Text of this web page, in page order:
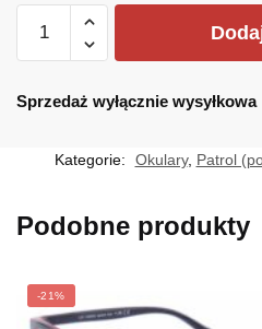
PP-
1
Sprzedaż wyłącznie wysyłkowa
Kategorie: Okulary, Patrol
Podobne produkty
-21%